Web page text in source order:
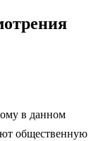
в данном
общественную